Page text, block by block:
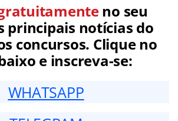
no seu
principais notícias do
concursos. Clique no
e inscreva-se:
WHATSAPP